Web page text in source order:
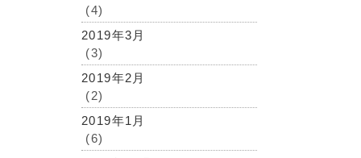
(4)
2019年3月
(3)
2019年2月
(2)
2019年1月
(6)